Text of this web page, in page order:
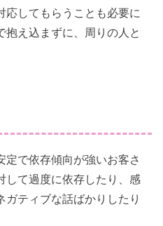
応してもらうことも必要に
抱え込まずに、周りの人と
定で依存傾向が強いお客さ
して過度に依存したり、感
ティブな話ばかりしたり